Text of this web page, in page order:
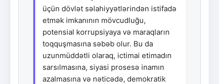
üçün dövlət səlahiyyətlərindən istifadə
etmək imkanının mövcudluğu,
potensial korrupsiyaya və maraqların
toqquşmasına səbəb olur. Bu da
uzunmüddətli olaraq, ictimai etimadın
sarsılmasına, siyasi prosesə inamın
azalmasına və nəticədə, demokratik